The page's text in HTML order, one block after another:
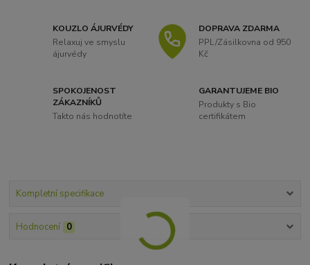
KOUZLO ÁJURVÉDY
Relaxuj ve smyslu
ájurvédy
DOPRAVA ZDARMA
PPL/Zásilkovna od 950
Kč
SPOKOJENOST
ZÁKAZNÍKŮ
Takto nás hodnotíte
GARANTUJEME BIO
Produkty s Bio
certifikátem
Kompletní specifikace
Hodnocení 0